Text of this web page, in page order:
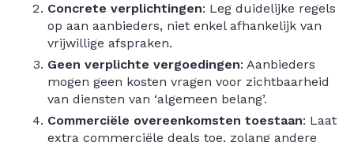
Concrete verplichtingen: Leg duidelijke regels
op aan aanbieders, niet enkel afhankelijk van
vrijwillige afspraken.
Geen verplichte vergoedingen: Aanbieders
mogen geen kosten vragen voor zichtbaarheid
van diensten van ‘algemeen belang’.
Commerciële overeenkomsten toestaan: Laat
extra commerciële deals toe, zolang andere